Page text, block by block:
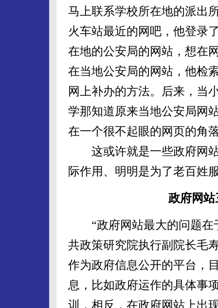
马上联系学校所在地的派出
火车站最近的网吧，他登录
在地的公安局的网站，想在
在当地公安局的网站，他检
网上补办的方法。后来，当
学那知道原来当地公安局网
在一个很不起眼的网页的角
这或许就是一些政府网
际作用、明明是为了老百姓
政府网
“政府网站最大的问题在
共政策研究院执行副院长毛
作为政府信息公开的平台，
息，比如政府运作的具体事
训，相反，在政府网站上出